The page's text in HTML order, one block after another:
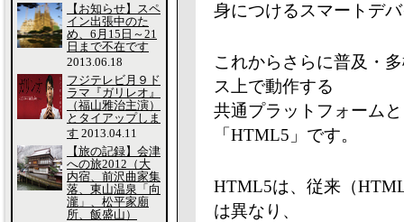
身につけるスマートデ
これからさらに普及・
ス上で動作する
共通プラットフォーム
「HTML5」です。
HTML5は、従来（
は異なり、
【お知らせ】スペ
イン出張中のた
め、6月15日～21
日まで不在です
2013.06.18
フジテレビ月９ド
ラマ『ガリレオ』
（福山雅治主演）
とタイアップしま
す 2013.04.11
【旅の記録】会津
への旅2012（大
内宿、前沢曲家集
落、東山温泉「向
瀧」、松平家廟
所、飯盛山）